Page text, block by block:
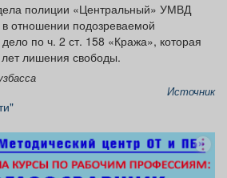
полиции «Центральный» УМВД
отношении подозреваемой
по ч. 2 ст. 158 «Кража», которая
лишения свободы.
Источник